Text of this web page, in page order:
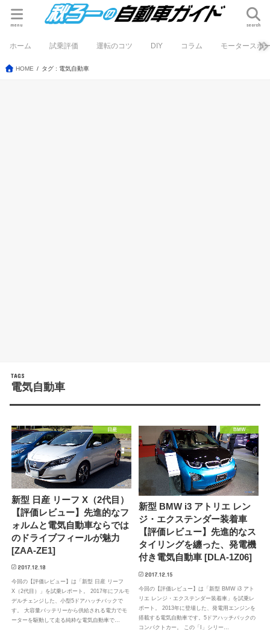
search
menu
ホーム 試乗評価 運転のコツ DIY コラム モータースポ
HOME タグ : 電気自動車
電気自動車
日産
新型 日産 リーフ X（2代目）
【評価レビュー】先進的なフ
ォルムと電気自動車ならでは
のドライブフィールが魅力
[ZAA-ZE1]
2017.12.18
今回の【評価レビュー】は「新型 日産 リーフ
X（2代目）」を試乗レポート。 2017年にフルモ
デルチェンジした、小型5ドアハッチバックで
す。 大容量バッテリーから供給される電力でモ
ーターを駆動して走る純粋な電気自動車で…
BMW
新型 BMW i3 アトリエ レン
ジ・エクステンダー装着車
【評価レビュー】先進的なス
タイリングを纏った、発電機
付き電気自動車 [DLA-1Z06]
2017.12.15
今回の【評価レビュー】は「新型 BMW i3 アト
リエ レンジ・エクステンダー装着車」を試乗レ
ポート。 2013年に登場した、発電用エンジンを
搭載する電気自動車です。5ドアハッチバックの
コンパクトカー。 この「I」シリー…